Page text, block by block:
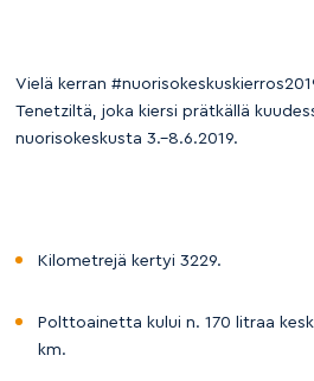
Vielä kerran
Tenetziltä, joka kiersi prätkällä
nuorisokeskusta 3.–8.6.2019.
Kilometrejä kertyi 3229.
Polttoainetta kului n. 170 litraa
km.